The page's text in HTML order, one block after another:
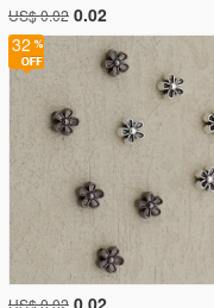
32
US$ 0.02 0.02
US$ 0.02 0.02